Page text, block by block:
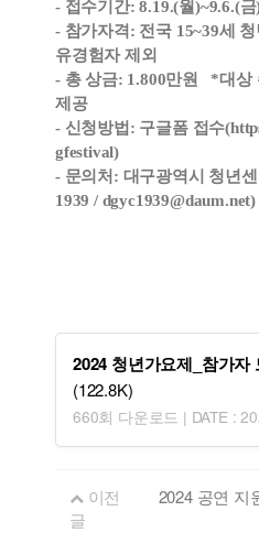
- 접수기간: 8.19.(월)~9.6.(금
- 참가자격: 전국 15~39세
유경험자 제외
- 총 상금: 1.800만원 *대상
제공
- 신청방법: 구글폼 접수(
gfestival)
- 문의처: 대구광역시 청년
1939 / dgyc1939@daum.net)
2024 청년가요제_참가
(122.8K)
660회 다운로드 | DATE :
이전
글